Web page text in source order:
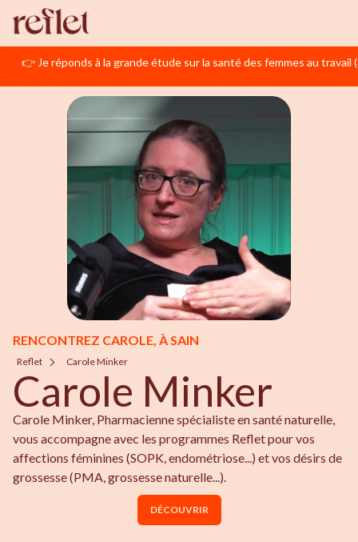
👉 Je réponds à la grande étude sur la santé des femmes au travail
RENCONTREZ CAROLE, À SAIN
Reflet Carole Minker
Carole Minker
Carole Minker, Pharmacienne spécialiste en santé naturelle,
vous accompagne avec les programmes Reflet pour vos
affections féminines (SOPK, endométriose...) et vos désirs de
grossesse (PMA, grossesse naturelle...).
DÉCOUVRIR